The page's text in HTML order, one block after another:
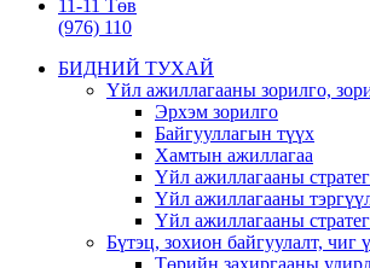
11-11 Төв
(976) 110
БИДНИЙ ТУХАЙ
Үйл ажиллагааны зорилго,
Эрхэм зорилго
Байгууллагын түүх
Хамтын ажиллагаа
Үйл ажиллагааны
Үйл ажиллагааны
Үйл ажиллагааны
Бүтэц, зохион байгуулалт, чиг
Төрийн захиргааны